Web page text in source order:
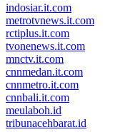
indosiar.it.com
metrotvnews.it.com
rctiplus.it.com
tvonenews.it.com
mnctv.it.com
cnnmedan.it.com
cnnmetro.it.com
cnnbali.it.com
meulaboh.id
tribunacehbarat.id